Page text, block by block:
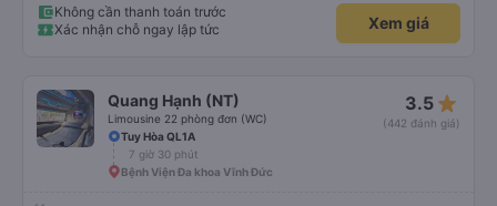
Không cần thanh toán trước
Xác nhận chỗ ngay lập tức
Xem giá
Quang Hạnh (NT)
Limousine 22 phòng đơn (WC)
3.5 star_rate
(442 đánh giá)
Tuy Hòa QL1A
7 giờ 30 phút
Bệnh Viện Đa khoa Vĩnh Đức